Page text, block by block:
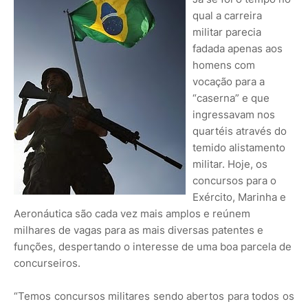
qual a carreira
militar parecia
fadada apenas aos
homens com
vocação para a
“caserna” e que
ingressavam nos
quartéis através do
temido alistamento
militar. Hoje, os
concursos para o
Exército, Marinha e
Aeronáutica são cada vez mais amplos e reúnem
milhares de vagas para as mais diversas patentes e
funções, despertando o interesse de uma boa parcela de
concurseiros.
“Temos concursos militares sendo abertos para todos os